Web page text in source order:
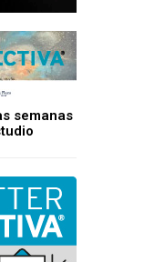
semanas